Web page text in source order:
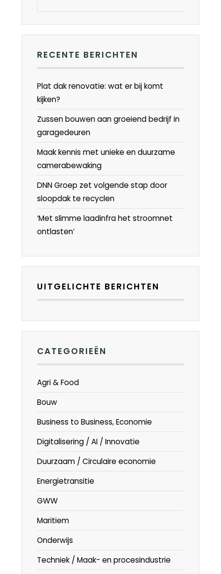
RECENTE BERICHTEN
Plat dak renovatie: wat er bij komt
kijken?
Zussen bouwen aan groeiend bedrijf in
garagedeuren
Maak kennis met unieke en duurzame
camerabewaking
DNN Groep zet volgende stap door
sloopdak te recyclen
‘Met slimme laadinfra het stroomnet
ontlasten’
UITGELICHTE BERICHTEN
CATEGORIEËN
Agri & Food
Bouw
Business to Business, Economie
Digitalisering / AI / Innovatie
Duurzaam / Circulaire economie
Energietransitie
GWW
Maritiem
Onderwijs
Techniek / Maak- en procesindustrie